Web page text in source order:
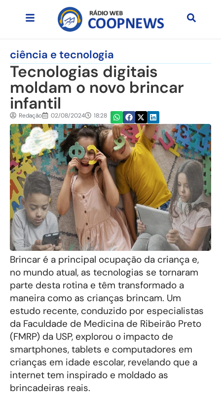
ciência e tecnologia
Tecnologias digitais
moldam o novo brincar
infantil
Redação 02/08/2024 18:28
Brincar é a principal ocupação da criança e,
no mundo atual, as tecnologias se tornaram
parte desta rotina e têm transformado a
maneira como as crianças brincam. Um
estudo recente, conduzido por especialistas
da Faculdade de Medicina de Ribeirão Preto
(FMRP) da USP, explorou o impacto de
smartphones, tablets e computadores em
crianças em idade escolar, revelando que a
internet tem inspirado e moldado as
brincadeiras reais.